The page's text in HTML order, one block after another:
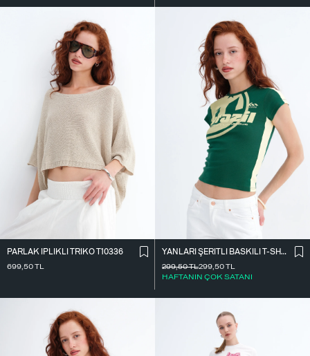
PARLAK İ̇PLIKLI TRIKO T10336
699,50TL
YANLARI ŞERITLI BASKILI T-SHIRT P9035
299,50TL
HAFTANIN ÇOK SATANI
299,50TL